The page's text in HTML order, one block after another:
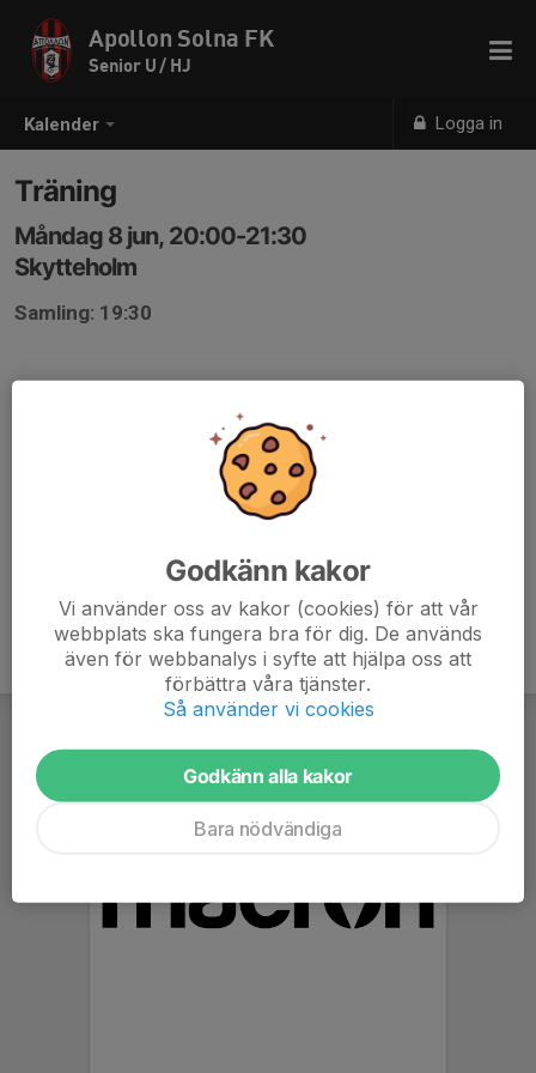
Kalender Logga in
Apollon Solna FK
Senior U / HJ
Träning
Måndag 8 jun, 20:00-21:30
Skytteholm
Samling: 19:30
Godkänn kakor
Vi använder oss av kakor (cookies) för att vår
webbplats ska fungera bra för dig. De används
även för webbanalys i syfte att hjälpa oss att
förbättra våra tjänster.
Så använder vi cookies
Godkänn alla kakor
Bara nödvändiga